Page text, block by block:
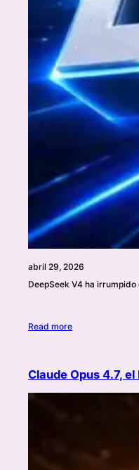
abril 29, 2026
DeepSeek V4 ha
Read more
Claude Opus 4.7,